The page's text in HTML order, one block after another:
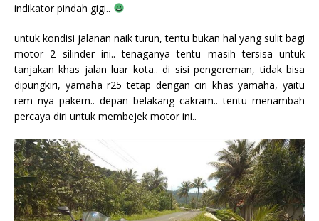
indikator pindah gigi..
untuk kondisi jalanan naik turun, tentu bukan hal yang sulit bagi
motor 2 silinder ini.. tenaganya tentu masih tersisa untuk
tanjakan khas jalan luar kota.. di sisi pengereman, tidak bisa
dipungkiri, yamaha r25 tetap dengan ciri khas yamaha, yaitu
rem nya pakem.. depan belakang cakram.. tentu menambah
percaya diri untuk membejek motor ini..